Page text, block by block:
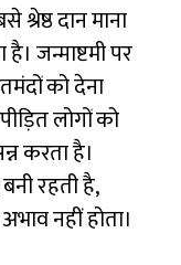
दान माना
जन्माष्टमी पर
को देना
लोगों को
करता है।
रहती है,
नहीं होता।